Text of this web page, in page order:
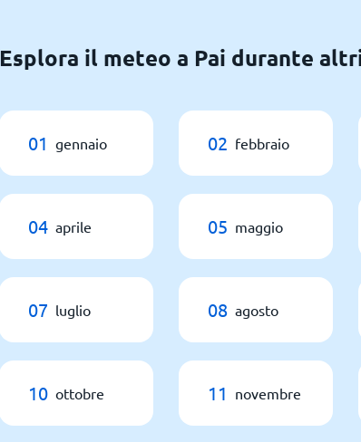
Esplora il meteo a Pai durante
01 gennaio 02 febbraio
04 aprile 05 maggio
07 luglio 08 agosto
10 ottobre 11 novembre